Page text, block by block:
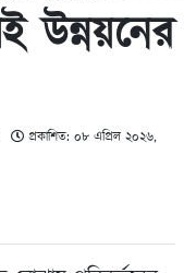
উন্নয়নের
প্রকাশিত: ০৮ এপ্রিল ২০২৬,